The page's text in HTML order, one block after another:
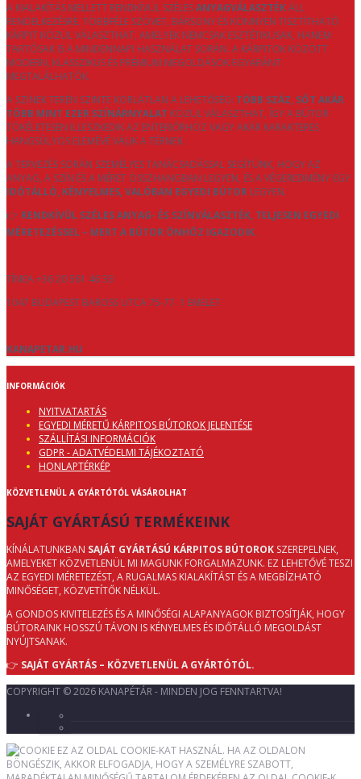
A KIALAKÍTÁS MELLETT RENDKÍVÜL SZÉLESANYAGVÁLASZTÉKÁLL
RENDELKEZÉSRE. TÖBBFÉLE SZÖVET, BÁRSONY ÉS KÖNNYEN TISZTÍTHATÓ
KÁRPIT KÖZÜL VÁLASZTHAT, AMELYEK NEMCSAK ESZTÉTIKUSAK, HANEM
TARTÓSAK IS A MINDENNAPI HASZNÁLAT SORÁN. A KÁRPITOK KÖZÖTT
MODERN, KLASSZIKUS ÉS PRÉMIUM MEGOLDÁSOK EGYARÁNT
MEGTALÁLHATÓK.
A SZÍNEK TERÉN SZINTE KORLÁTLAN A LEHETŐSÉG: TÖBB SZÁZ, SŐT AKÁR
TÖBB MINT EZER SZÍNÁRNYALAT KÖZÜL VÁLASZTHAT, ÍGY A BÚTOR
TÖKÉLETESEN ILLESZKEDIK AZ ENTERIŐRHÖZ VAGY AKÁR KARAKTERES
HANGSÚLYOS ELEMÉVÉ VÁLIK A TÉRNEK.
A TERVEZÉS SORÁN SZEMÉLYES TANÁCSADÁSSAL SEGÍTÜNK, HOGY AZ
ANYAG, A SZÍN ÉS A MÉRET ÖSSZHANGBAN LEGYEN, ÉS A VÉGEREDMÉNY EGY
IDŐTÁLLÓ, KÉNYELMES, VALÓBAN EGYEDI BÚTOR LEGYEN.
👉 RENDKÍVÜL SZÉLES ANYAG- ÉS SZÍNVÁLASZTÉK, TELJESEN EGYEDI
MÉRETEZÉSSEL – MERT A BÚTOR ÖNHÖZ IGAZODIK.
TÍMEA +36 20 561 46 33
1047 BUDAPEST BAROSS UTCA 75-77. 1 EMELET
KANAPETAR.HU
INFORMÁCIÓK
NYITVATARTÁS
EGYEDI MÉRETŰ KÁRPITOS BÚTOROK JELENTÉSE
SZÁLLÍTÁSI INFORMÁCIÓK
GDPR - ADATVÉDELMI TÁJÉKOZTATÓ
HONLAPTÉRKÉP
KÖZVETLENÜL A GYÁRTÓTÓL VÁSÁROLHAT
SAJÁT GYÁRTÁSÚ TERMÉKEINK
KÍNÁLATUNKBAN SAJÁT GYÁRTÁSÚ KÁRPITOS BÚTOROK SZEREPELNEK,
AMELYEKET KÖZVETLENÜL MI MAGUNK FORGALMAZUNK. EZ LEHETŐVÉ TESZI
AZ EGYEDI MÉRETEZÉST, A RUGALMAS KIALAKÍTÁST ÉS A MEGBÍZHATÓ
MINŐSÉGET, KÖZVETÍTŐK NÉLKÜL.
A GONDOS KIVITELEZÉS ÉS A MINŐSÉGI ALAPANYAGOK BIZTOSÍTJÁK, HOGY
BÚTORAINK HOSSZÚ TÁVON IS KÉNYELMES ÉS IDŐTÁLLÓ MEGOLDÁST
NYÚJTSANAK.
👉 SAJÁT GYÁRTÁS – KÖZVETLENÜL A GYÁRTÓTÓL.
COPYRIGHT © 2026 KANAPÉTÁR - MINDEN JOG FENNTARTVA!
EZ AZ OLDAL COOKIE-KAT HASZNÁL. HA AZ OLDALON
BÖNGÉSZIK, AKKOR ELFOGADJA, HOGY A SZEMÉLYRE SZABOTT,